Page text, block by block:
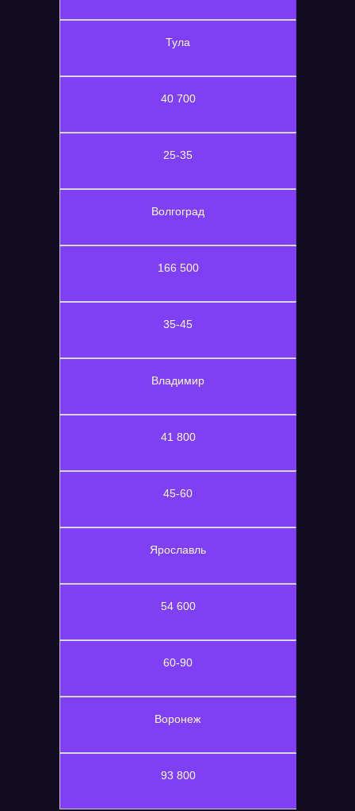
Тула
40 700
25-35
Волгоград
166 500
35-45
Владимир
41 800
45-60
Ярославль
54 600
60-90
Воронеж
93 800